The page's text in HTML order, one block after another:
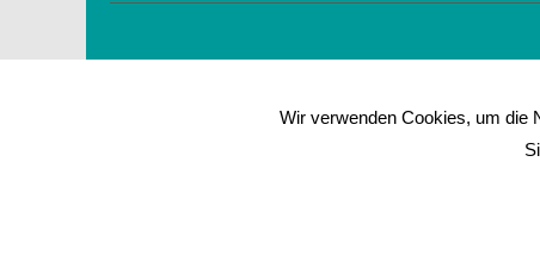
Wir verwenden Cookies, um die